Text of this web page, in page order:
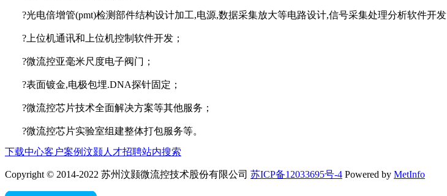
?光电倍增管(pmt)检测部件结构设计加工,电源,数据采集放大等电路设计,信号采集处理分析软件开发
? 上位机通讯和上位机控制软件开发 ；
?微流控亚毫米尺度电子阀门 ；
?表面镀金,电极包埋.DNA探针固定 ；
?微流控芯片技术全面解决方案等其他服务 ；
?微流控芯片实验室组建整体打包服务等。
下载中心客户案例汶颢人才招聘站内搜索
Copyright © 2014-2022 苏州汶颢微流控技术股份有限公司 苏ICP备12033695号-4 Powered by MetInfo